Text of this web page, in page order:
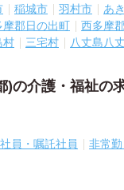
稲城市 羽村市 あ
摩郡日の出町 西多摩
村 三宅村 八丈島八
)の介護・福祉の
員・嘱託社員
非常